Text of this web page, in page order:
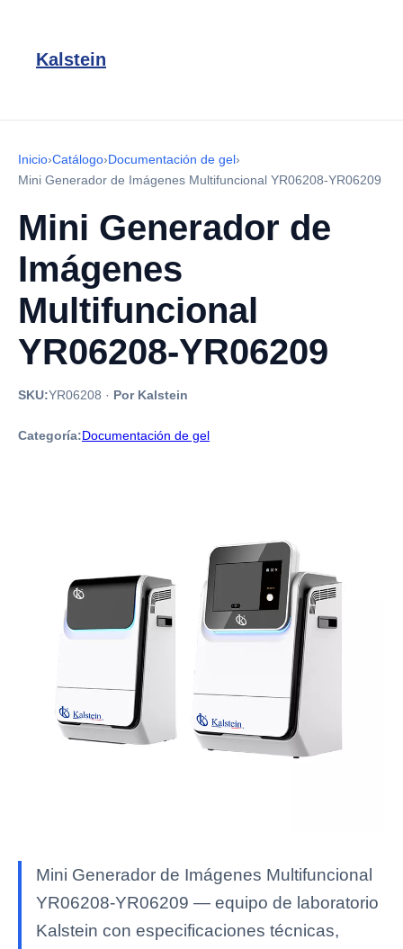
Kalstein
Inicio›Catálogo›Documentación de gel›
Mini Generador de Imágenes Multifuncional YR06208-YR06209
Mini Generador de
Imágenes
Multifuncional
YR06208-YR06209
SKU:YR06208 · Por Kalstein
Categoría:Documentación de gel
Mini Generador de Imágenes Multifuncional
YR06208-YR06209 — equipo de laboratorio
Kalstein con especificaciones técnicas,